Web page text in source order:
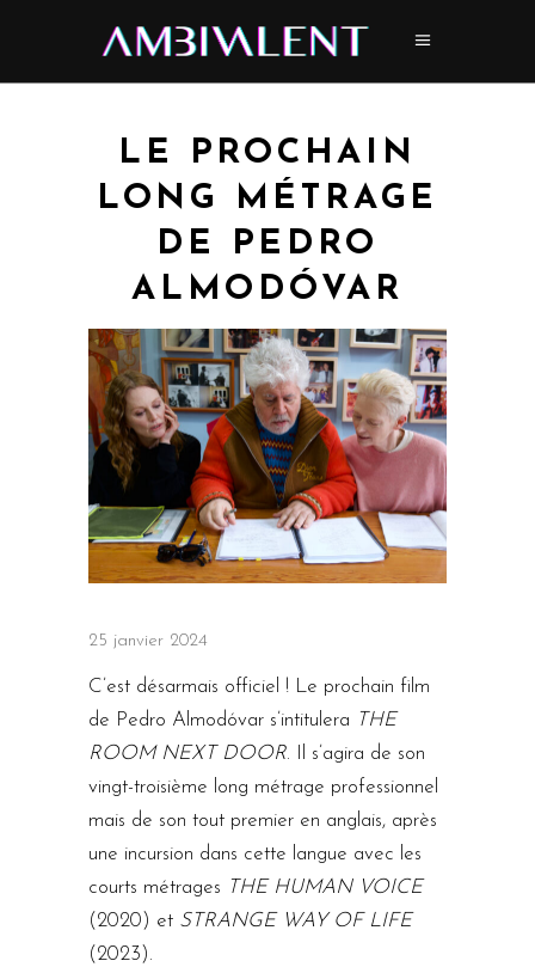
LE PROCHAIN
LONG MÉTRAGE
DE PEDRO
ALMODÓVAR
25 janvier 2024
C’est désarmais officiel ! Le prochain film
de Pedro Almodóvar s’intitulera THE
ROOM NEXT DOOR. Il s’agira de son
vingt-troisième long métrage professionnel
mais de son tout premier en anglais, après
une incursion dans cette langue avec les
courts métrages THE HUMAN VOICE
(2020) et STRANGE WAY OF LIFE
(2023).